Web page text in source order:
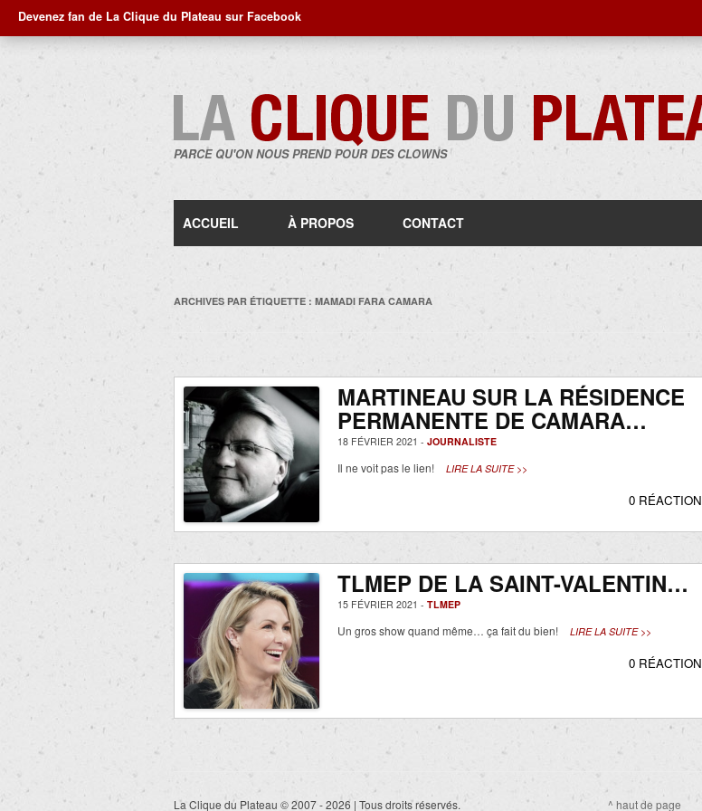
Devenez fan de La Clique du Plateau sur Facebook
PARCE QU'ON NOUS PREND POUR DES CLOWNS
au
ACCUEIL À PROPOS CONTACT
ARCHIVES PAR ÉTIQUETTE : MAMADI FARA CAMARA
MARTINEAU SUR LA RÉSIDENCE
PERMANENTE DE CAMARA…
18 FÉVRIER 2021 - JOURNALISTE
Il ne voit pas le lien! LIRE LA SUITE >>
0 RÉACTION
TLMEP DE LA SAINT-VALENTIN…
15 FÉVRIER 2021 - TLMEP
Un gros show quand même… ça fait du bien! LIRE LA SUITE >>
0 RÉACTION
La Clique du Plateau © 2007 - 2026 | Tous droits réservés. ^ haut de page